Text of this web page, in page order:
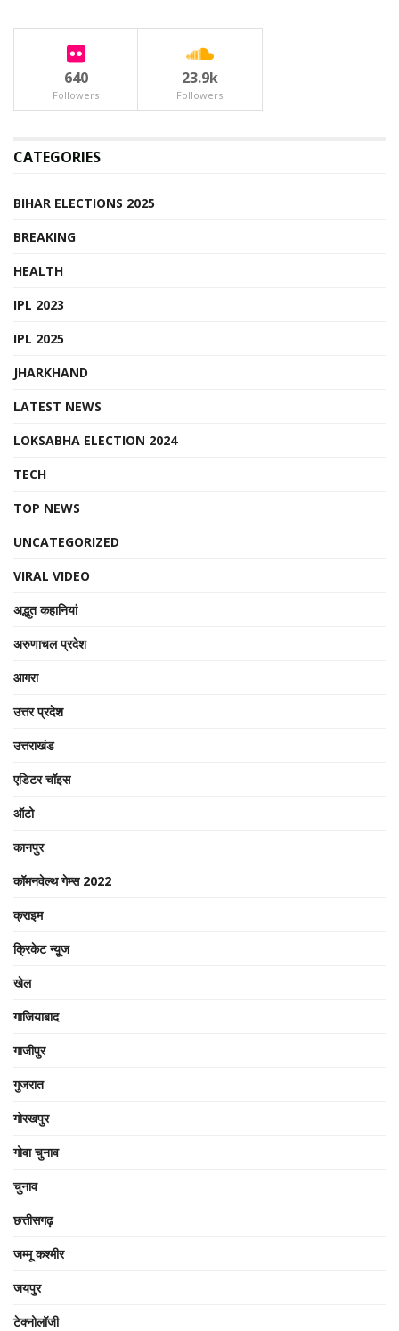
640
Followers
23.9k
Followers
CATEGORIES
BIHAR ELECTIONS 2025
BREAKING
HEALTH
IPL 2023
IPL 2025
JHARKHAND
LATEST NEWS
LOKSABHA ELECTION 2024
TECH
TOP NEWS
UNCATEGORIZED
VIRAL VIDEO
अद्भुत कहानियां
अरुणाचल प्रदेश
आगरा
उत्तर प्रदेश
उत्तराखंड
एडिटर चॉइस
ऑटो
कानपुर
कॉमनवेल्थ गेम्स 2022
क्राइम
क्रिकेट न्यू़ज
खेल
गाजियाबाद
गाजीपुर
गुजरात
गोरखपुर
गोवा चुनाव
चुनाव
छत्तीसगढ़
जम्मू कश्मीर
जयपुर
टेक्नोलॉजी